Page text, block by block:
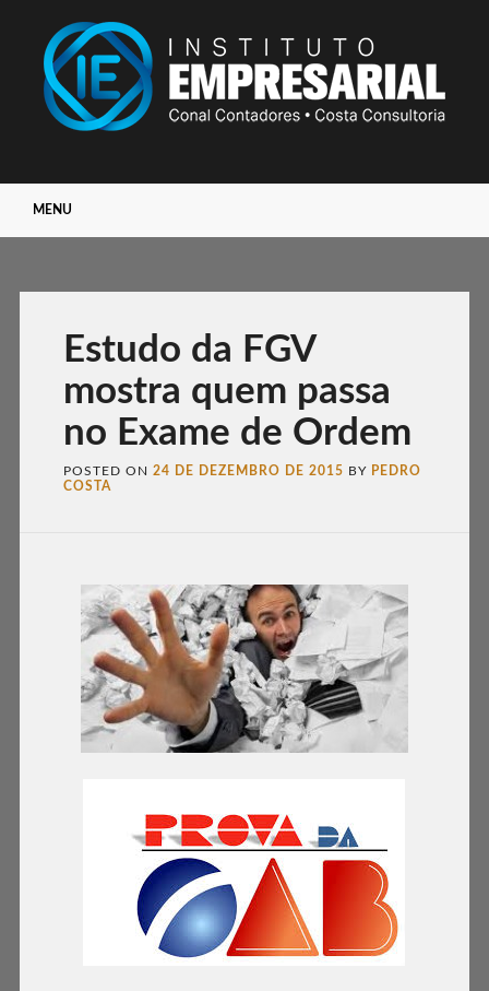
Main menu
MENU
Estudo da FGV
mostra quem passa
no Exame de Ordem
POSTED ON 24 DE DEZEMBRO DE 2015 BY PEDRO
COSTA